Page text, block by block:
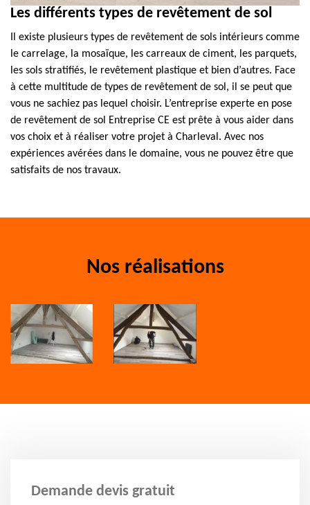
Les différents types de revêtement de sol
Il existe plusieurs types de revêtement de sols intérieurs comme
le carrelage, la mosaïque, les carreaux de ciment, les parquets,
les sols stratifiés, le revêtement plastique et bien d’autres. Face
à cette multitude de types de revêtement de sol, il se peut que
vous ne sachiez pas lequel choisir. L’entreprise experte en pose
de revêtement de sol Entreprise CE est prête à vous aider dans
vos choix et à réaliser votre projet à Charleval. Avec nos
expériences avérées dans le domaine, vous ne pouvez être que
satisfaits de nos travaux.
Nos réalisations
Demande devis gratuit